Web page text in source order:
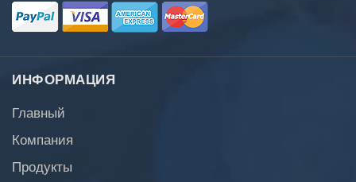
ИНФОРМАЦИЯ
Главный
Компания
Продукты